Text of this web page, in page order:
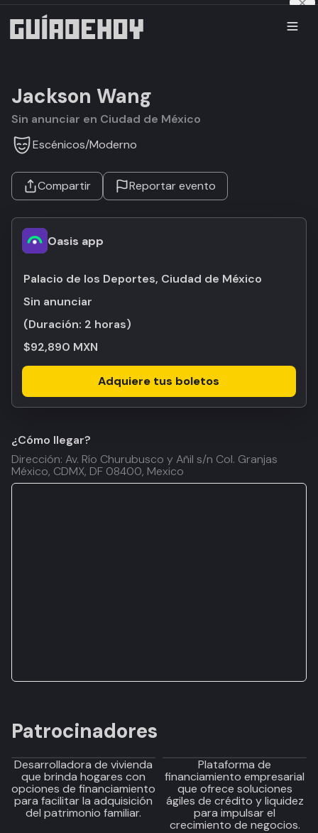
Jackson Wang
Sin anunciar en Ciudad de México
Escénicos/Moderno
Compartir Reportar evento
Oasis app
Palacio de los Deportes, Ciudad de México
Sin anunciar
(Duración: 2 horas)
$92,890 MXN
Adquiere tus boletos
¿Cómo llegar?
Dirección: Av. Río Churubusco y Añil s/n Col. Granjas
México, CDMX, DF 08400, Mexico
Patrocinadores
Desarrolladora de vivienda
que brinda hogares con
opciones de financiamiento
para facilitar la adquisición
del patrimonio familiar.
Plataforma de
financiamiento empresarial
que ofrece soluciones
ágiles de crédito y liquidez
para impulsar el
crecimiento de negocios.